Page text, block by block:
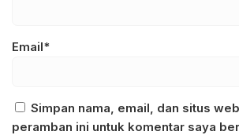
Email*
Simpan nama, email, dan situs
peramban ini untuk komentar saya